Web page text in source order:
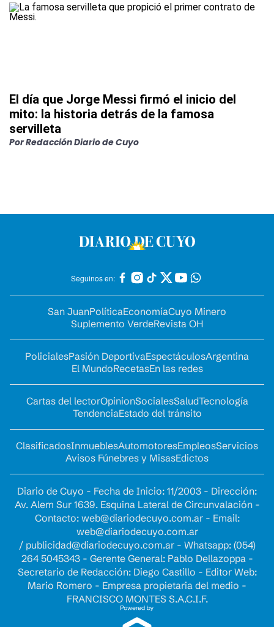
El día que Jorge Messi firmó el inicio del
mito: la historia detrás de la famosa
servilleta
PorRedacción Diario de Cuyo
Seguinos en:
San JuanPolíticaEconomíaCuyo Minero
Suplemento VerdeRevista OH
PolicialesPasión DeportivaEspectáculosArgentina
El MundoRecetasEn las redes
Cartas del lectorOpinionSocialesSaludTecnología
TendenciaEstado del tránsito
ClasificadosInmueblesAutomotoresEmpleosServicios
Avisos Fúnebres y MisasEdictos
Diario de Cuyo - Fecha de Inicio: 11/2003 - Dirección:
Av. Alem Sur 1639. Esquina Lateral de Circunvalación -
Contacto: web@diariodecuyo.com.ar- Email:
web@diariodecuyo.com.ar
/ publicidad@diariodecuyo.com.ar- Whatsapp: (054)
264 5045343 - Gerente General: Pablo Dellazoppa -
Secretario de Redacción: Diego Castillo - Editor Web:
Mario Romero - Empresa propietaria del medio -
FRANCISCO MONTES S.A.C.I.F.